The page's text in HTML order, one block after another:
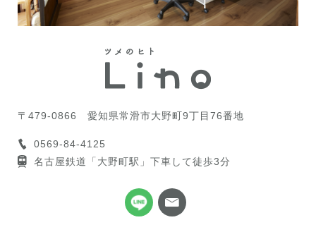
〒479-0866 愛知県常滑市大野町9丁目76番地
0569-84-4125
名古屋鉄道「大野町駅」下車して徒歩3分